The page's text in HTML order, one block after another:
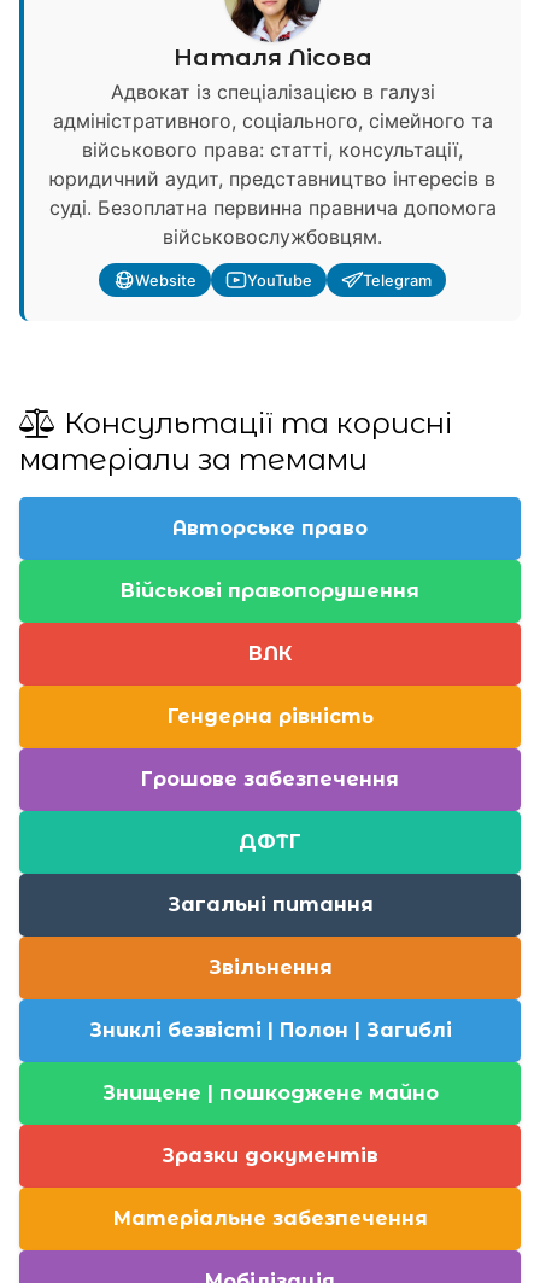
Наталя Лісова
Адвокат із спеціалізацією в галузі
адміністративного, соціального, сімейного та
військового права: статті, консультації,
юридичний аудит, представництво інтересів в
суді. Безоплатна первинна правнича допомога
військовослужбовцям.
Website YouTube Telegram
Консультації та корисні
матеріали за темами
Авторське право
Військові правопорушення
ВЛК
Гендерна рівність
Грошове забезпечення
ДФТГ
Загальні питання
Звільнення
Зниклі безвісті | Полон | Загиблі
Знищене | пошкоджене майно
Зразки документів
Матеріальне забезпечення